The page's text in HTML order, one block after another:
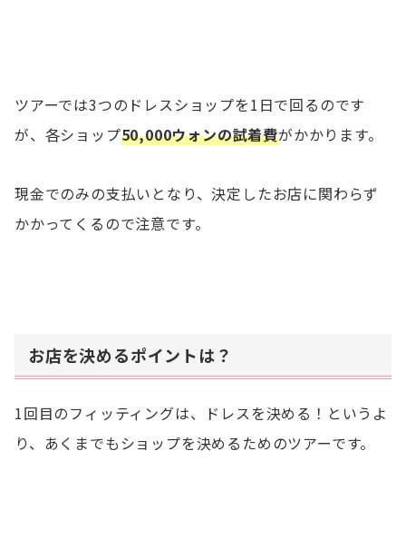
ツアーでは3つのドレスショップを1日で回るのです
が、各ショップ50,000ウォンの試着費がかかります。
現金でのみの支払いとなり、決定したお店に関わらず
かかってくるので注意です。
お店を決めるポイントは？
1回目のフィッティングは、ドレスを決める！というよ
り、あくまでもショップを決めるためのツアーです。